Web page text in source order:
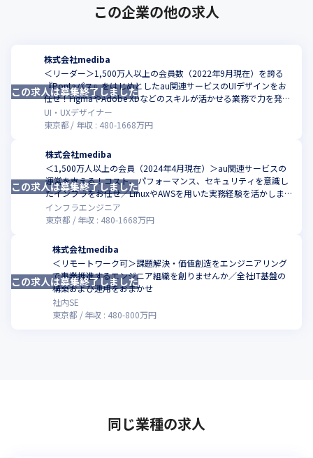
この企業の他の求人
株式会社mediba
＜リーダー＞1,500万人以上の会員数（2022年9月現在）を誇る
『Pontaパス』をはじめとしたau関連サービスのUIデザインをお
任せ！FigmaやAdobe XDなどのスキルが活かせる業務で力を発揮
してくれませんか
UI・UXデザイナー
東京都
年収 : 480-1668万円
この求人は募集終了しました
株式会社mediba
＜1,500万人以上の会員（2024年4月現在）＞au関連サービスの
運営を支える！コスト、パフォーマンス、セキュリティを意識し
たインフラをお任せ／LinuxやAWSを用いた実務経験を活かしませ
んか
インフラエンジニア
東京都
年収 : 480-1668万円
この求人は募集終了しました
株式会社mediba
＜リモートワーク可＞課題解決・価値創造をエンジニアリング
で事業推進するエンジニア組織を創りませんか／全社IT基盤の
構築および運用をおまかせ
社内SE
東京都
年収 : 480-800万円
この求人は募集終了しました
同じ業種の求人